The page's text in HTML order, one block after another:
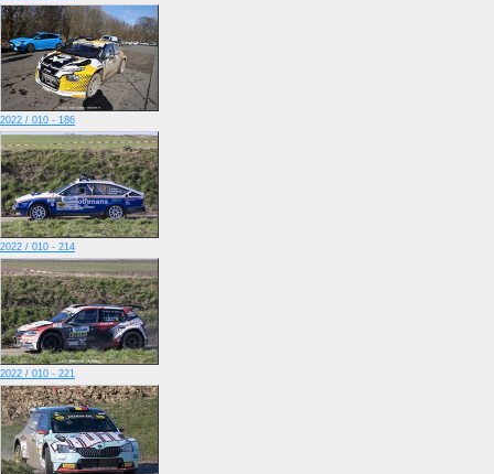
2022 / 010 - 186
2022 / 010 - 214
2022 / 010 - 221